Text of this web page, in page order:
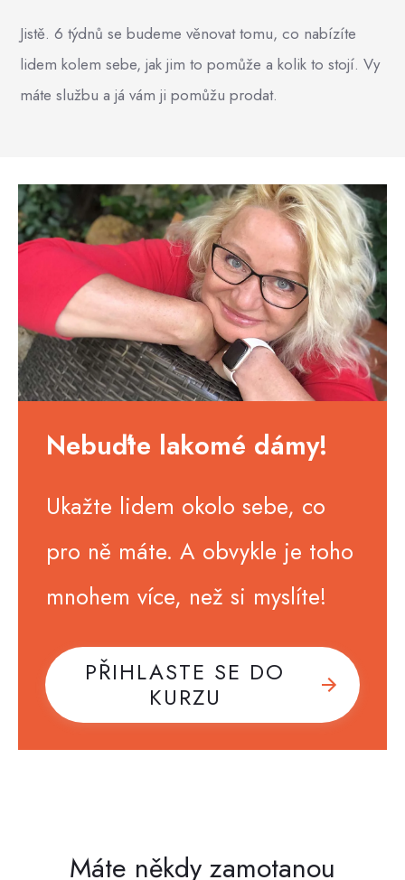
Jistě. 6 týdnů se budeme věnovat tomu, co nabízíte
lidem kolem sebe, jak jim to pomůže a kolik to stojí. Vy
máte službu a já vám ji pomůžu prodat.
Nebuďte lakomé dámy!
Ukažte lidem okolo sebe, co
pro ně máte. A obvykle je toho
mnohem více, než si myslíte!
PŘIHLASTE SE DO
KURZU
Máte někdy zamotanou